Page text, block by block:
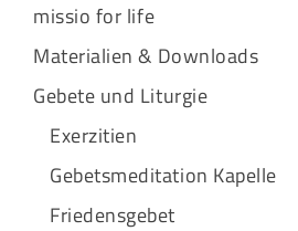
missio for life
Materialien & Downloads
Gebete und Liturgie
Exerzitien
Gebetsmeditation Kapelle
Friedensgebet